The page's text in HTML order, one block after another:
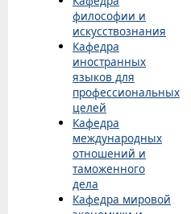
философии и
искусствознания
Кафедра
иностранных
языков для
профессиональных
целей
Кафедра
международных
отношений и
таможенного
дела
Кафедра мировой